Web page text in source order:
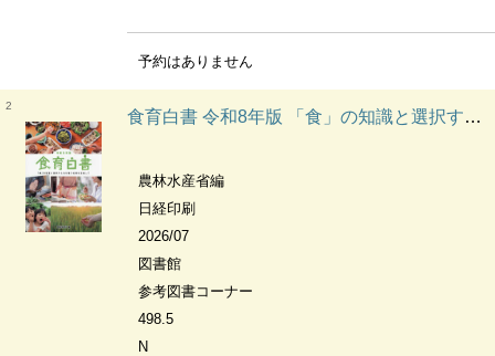
予約はありません
2
食育白書 令和8年版 「食」の知識と選択する力を養う食育を目指して
農林水産省編
日経印刷
2026/07
図書館
参考図書コーナー
498.5
N